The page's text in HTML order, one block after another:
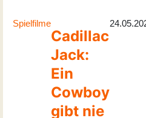
Spielfilme
Cadillac
Jack:
Ein
Cowboy
gibt nie